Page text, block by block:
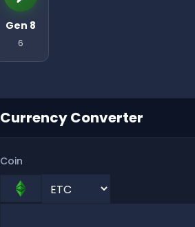
Gen 8
6
Currency Converter
Coin